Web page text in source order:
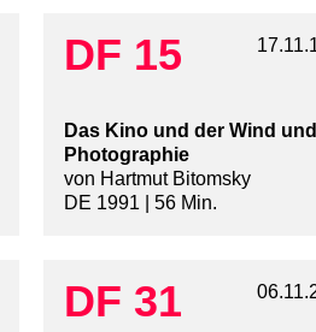
DF 15
Das Kino und der Wind
Photographie
von Hartmut Bitomsky
DE 1991 | 56 Min.
DF 31